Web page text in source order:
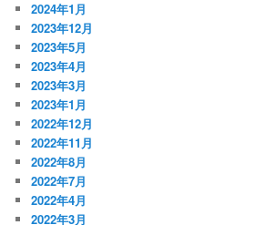
2024年1月
2023年12月
2023年5月
2023年4月
2023年3月
2023年1月
2022年12月
2022年11月
2022年8月
2022年7月
2022年4月
2022年3月